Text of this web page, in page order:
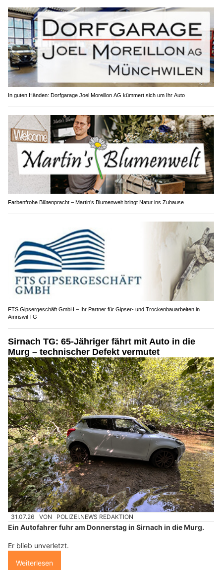
In guten Händen: Dorfgarage Joel Moreillon AG kümmert sich um Ihr Auto
Farbenfrohe Blütenpracht – Martin’s Blumenwelt bringt Natur ins Zuhause
FTS Gipsergeschäft GmbH – Ihr Partner für Gipser- und Trockenbauarbeiten in
Amriswil TG
Sirnach TG: 65-Jähriger fährt mit Auto in die
Murg – technischer Defekt vermutet
31.07.26 VON POLIZEI.NEWS REDAKTION
Ein Autofahrer fuhr am Donnerstag in Sirnach in die Murg.
Er blieb unverletzt.
Weiterlesen